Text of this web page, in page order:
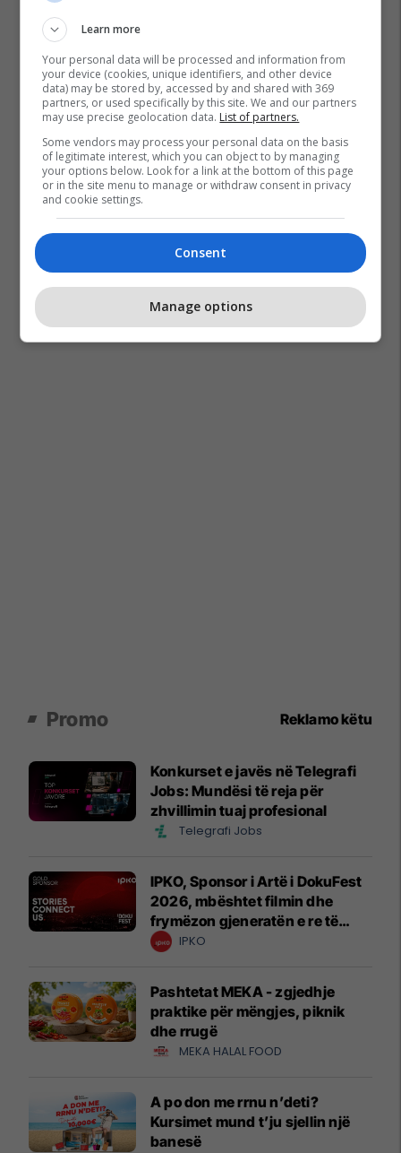
Aktivitete Kulturore Kërçova
Promo Reklamo këtu
Konkurset e javës në Telegrafi
Jobs: Mundësi të reja për
zhvillimin tuaj profesional
Telegrafi Jobs
IPKO, Sponsor i Artë i DokuFest
2026, mbështet filmin dhe
frymëzon gjeneratën e re të
krijuesve
IPKO
Pashtetat MEKA - zgjedhje
praktike për mëngjes, piknik
dhe rrugë
MEKA HALAL FOOD
A po don me rrnu n’deti?
Kursimet mund t’ju sjellin një
banesë
Learn more
Your personal data will be processed and information from
your device (cookies, unique identifiers, and other device
data) may be stored by, accessed by and shared with 369
partners, or used specifically by this site. We and our partners
may use precise geolocation data. List of partners.
Some vendors may process your personal data on the basis
of legitimate interest, which you can object to by managing
your options below. Look for a link at the bottom of this page
or in the site menu to manage or withdraw consent in privacy
and cookie settings.
Consent
Manage options